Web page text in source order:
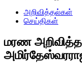
அறிவித்தல்கள்
செய்திகள்
மரண